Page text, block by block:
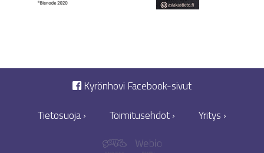
Kyrönhovi Facebook-sivut
Tietosuoja ›
Toimitusehdot › Yritys ›